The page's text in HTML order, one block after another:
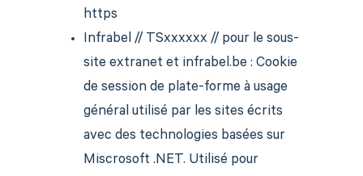
https
Infrabel // TSxxxxxx // pour le sous-
site extranet et infrabel.be : Cookie
de session de plate-forme à usage
général utilisé par les sites écrits
avec des technologies basées sur
Miscrosoft .NET. Utilisé pour